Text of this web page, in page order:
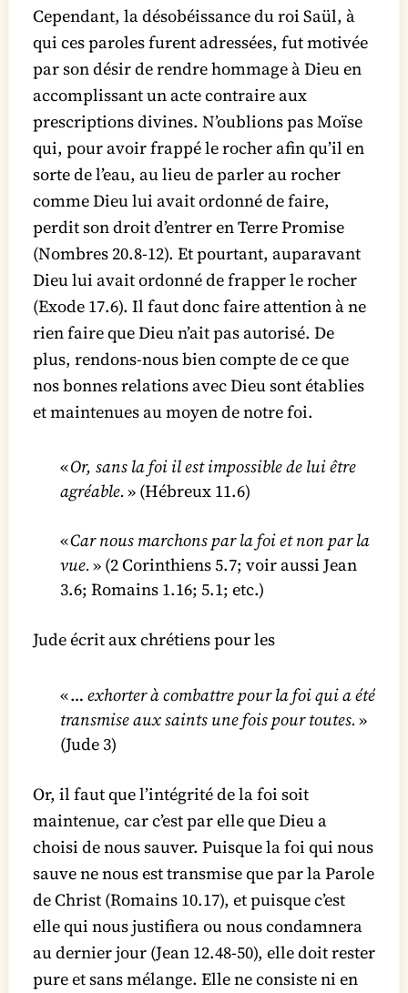
Cependant, la désobéissance du roi Saül, à
qui ces paroles furent adressées, fut motivée
par son désir de rendre hommage à Dieu en
accomplissant un acte contraire aux
prescriptions divines. N’oublions pas Moïse
qui, pour avoir frappé le rocher afin qu’il en
sorte de l’eau, au lieu de parler au rocher
comme Dieu lui avait ordonné de faire,
perdit son droit d’entrer en Terre Promise
(Nombres 20.8-12). Et pourtant, auparavant
Dieu lui avait ordonné de frapper le rocher
(Exode 17.6). Il faut donc faire attention à ne
rien faire que Dieu n’ait pas autorisé. De
plus, rendons-nous bien compte de ce que
nos bonnes relations avec Dieu sont établies
et maintenues au moyen de notre foi.
«Or, sans la foi il est impossible de lui être
agréable.» (Hébreux 11.6)
«Car nous marchons par la foi et non par la
vue.» (2 Corinthiens 5.7; voir aussi Jean
3.6; Romains 1.16; 5.1; etc.)
Jude écrit aux chrétiens pour les
« … exhorter à combattre pour la foi qui a été
transmise aux saints une fois pour toutes.»
(Jude 3)
Or, il faut que l’intégrité de la foi soit
maintenue, car c’est par elle que Dieu a
choisi de nous sauver. Puisque la foi qui nous
sauve ne nous est transmise que par la Parole
de Christ (Romains 10.17), et puisque c’est
elle qui nous justifiera ou nous condamnera
au dernier jour (Jean 12.48-50), elle doit rester
pure et sans mélange. Elle ne consiste ni en